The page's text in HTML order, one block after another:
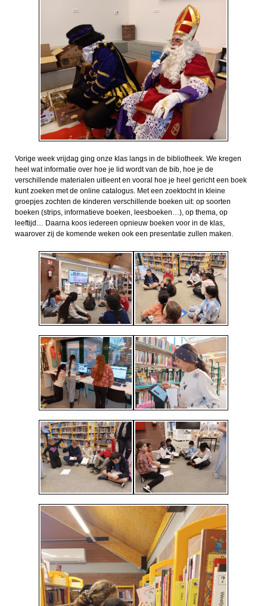
Vorige week vrijdag ging onze klas langs in de bibliotheek. We kregen
heel wat informatie over hoe je lid wordt van de bib, hoe je de
verschillende materialen uitleent en vooral hoe je heel gericht een boek
kunt zoeken met de online catalogus. Met een zoektocht in kleine
groepjes zochten de kinderen verschillende boeken uit: op soorten
boeken (strips, informatieve boeken, leesboeken…), op thema, op
leeftijd… Daarna koos iedereen opnieuw boeken voor in de klas,
waarover zij de komende weken ook een presentatie zullen maken.